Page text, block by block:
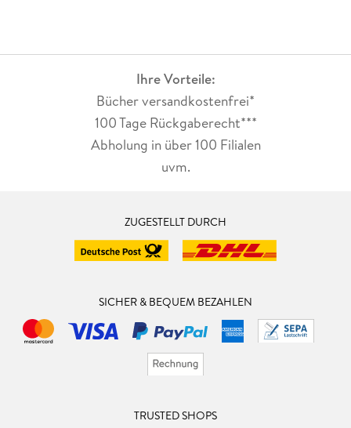
Ihre Vorteile:
Bücher versandkostenfrei*
100 Tage Rückgaberecht***
Abholung in über 100 Filialen
uvm.
ZUGESTELLT DURCH
SICHER & BEQUEM BEZAHLEN
TRUSTED SHOPS